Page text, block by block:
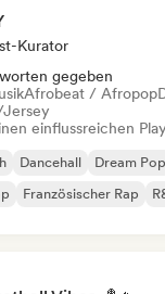
Kurator
gegeben
Afrobeat / Afropop
einflussreichen
Dancehall Dream Pop
Französischer Rap